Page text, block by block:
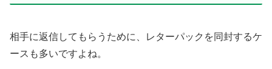
相手に返信してもらうために、レターパックを同封するケ
ースも多いですよね。